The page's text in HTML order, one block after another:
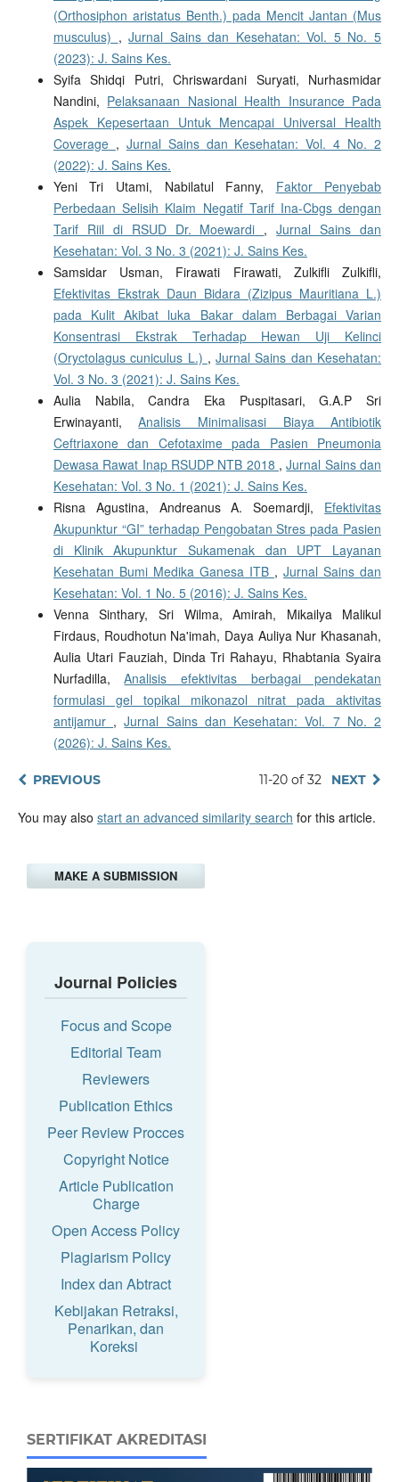
(Orthosiphon aristatus Benth.) pada Mencit Jantan (Mus
musculus) ,Jurnal Sains dan Kesehatan: Vol. 5 No. 5
(2023): J. Sains Kes.
Syifa Shidqi Putri, Chriswardani Suryati, Nurhasmidar
Nandini, Pelaksanaan Nasional Health Insurance Pada
Aspek Kepesertaan Untuk Mencapai Universal Health
Coverage , Jurnal Sains dan Kesehatan: Vol. 4 No. 2
(2022): J. Sains Kes.
Yeni Tri Utami, Nabilatul Fanny, Faktor Penyebab
Perbedaan Selisih Klaim Negatif Tarif Ina-Cbgs dengan
Tarif Riil di RSUD Dr. Moewardi ,Jurnal Sains dan
Kesehatan: Vol. 3 No. 3 (2021): J. Sains Kes.
Samsidar Usman, Firawati Firawati, Zulkifli Zulkifli,
Efektivitas Ekstrak Daun Bidara (Zizipus Mauritiana L.)
pada Kulit Akibat luka Bakar dalam Berbagai Varian
Konsentrasi Ekstrak Terhadap Hewan Uji Kelinci
(Oryctolagus cuniculus L.) ,Jurnal Sains dan Kesehatan:
Vol. 3 No. 3 (2021): J. Sains Kes.
Aulia Nabila, Candra Eka Puspitasari, G.A.P Sri
Erwinayanti,Analisis Minimalisasi Biaya Antibiotik
Ceftriaxone dan Cefotaxime pada Pasien Pneumonia
Dewasa Rawat Inap RSUDP NTB 2018 ,Jurnal Sains dan
Kesehatan: Vol. 3 No. 1 (2021): J. Sains Kes.
Risna Agustina, Andreanus A. Soemardji, Efektivitas
Akupunktur “GI” terhadap Pengobatan Stres pada Pasien
di Klinik Akupunktur Sukamenak dan UPT Layanan
Kesehatan Bumi Medika Ganesa ITB ,Jurnal Sains dan
Kesehatan: Vol. 1 No. 5 (2016): J. Sains Kes.
Venna Sinthary, Sri Wilma, Amirah, Mikailya Malikul
Firdaus, Roudhotun Na'imah, Daya Auliya Nur Khasanah,
Aulia Utari Fauziah, Dinda Tri Rahayu, Rhabtania Syaira
Nurfadilla,Analisis efektivitas berbagai pendekatan
formulasi gel topikal mikonazol nitrat pada aktivitas
antijamur ,Jurnal Sains dan Kesehatan: Vol. 7 No. 2
(2026): J. Sains Kes.
PREVIOUS 11-20 of 32 NEXT
You may also start an advanced similarity search for this article.
MAKE A SUBMISSION
Journal Policies
Focus and Scope
Editorial Team
Reviewers
Publication Ethics
Peer Review Procces
Copyright Notice
Article Publication
Charge
Open Access Policy
Plagiarism Policy
Index dan Abtract
Kebijakan Retraksi,
Penarikan, dan
Koreksi
SERTIFIKAT AKREDITASI